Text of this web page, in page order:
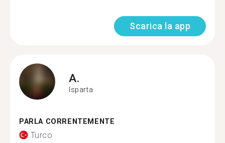
Scarica la app
A.
Isparta
PARLA CORRENTEMENTE
Turco